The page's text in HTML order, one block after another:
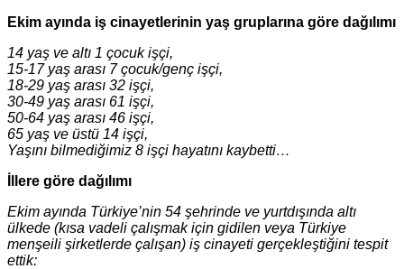
Ekim ayında iş cinayetlerinin yaş gruplarına göre dağılımı
14 yaş ve altı 1 çocuk işçi,
15-17 yaş arası 7 çocuk/genç işçi,
18-29 yaş arası 32 işçi,
30-49 yaş arası 61 işçi,
50-64 yaş arası 46 işçi,
65 yaş ve üstü 14 işçi,
Yaşını bilmediğimiz 8 işçi hayatını kaybetti…
İllere göre dağılımı
Ekim ayında Türkiye’nin 54 şehrinde ve yurtdışında altı
ülkede (kısa vadeli çalışmak için gidilen veya Türkiye
menşeili şirketlerde çalışan) iş cinayeti gerçekleştiğini tespit
ettik: